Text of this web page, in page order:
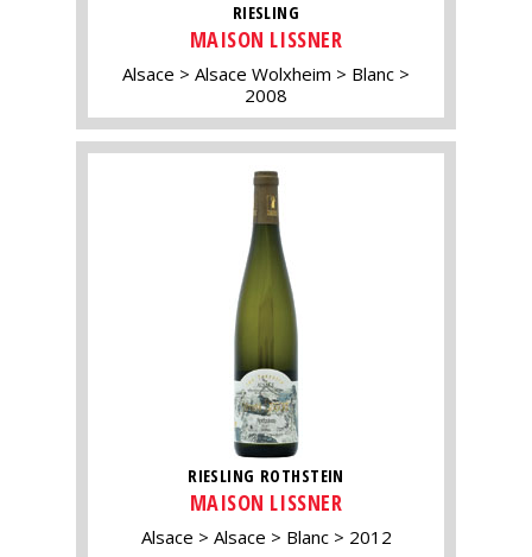
RIESLING
MAISON LISSNER
Alsace Alsace Wolxheim
Blanc
2008
RIESLING ROTHSTEIN
MAISON LISSNER
Alsace Alsace Blanc 2012